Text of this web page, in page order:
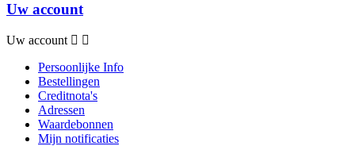
Uw account
Uw account
Persoonlijke Info
Bestellingen
Creditnota's
Adressen
Waardebonnen
Mijn notificaties